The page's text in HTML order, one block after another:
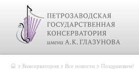
Консерватория Все новости Поздравляем!